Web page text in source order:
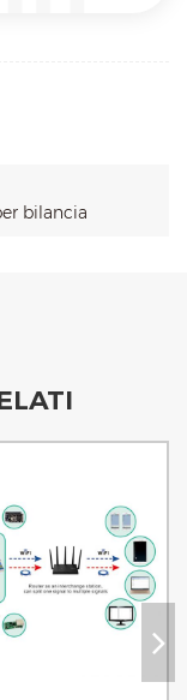
bilancia